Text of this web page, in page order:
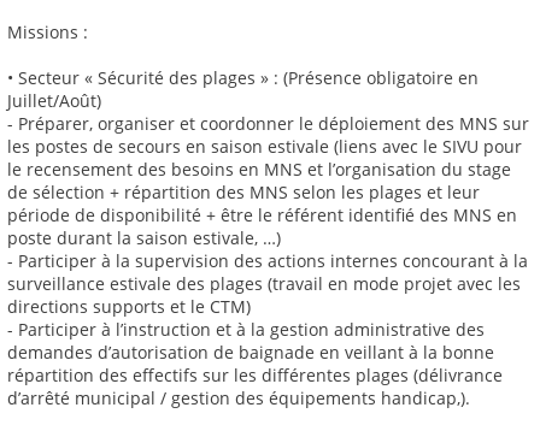
Missions :
• Secteur « Sécurité des plages » : (Présence obligatoire en
Juillet/Août)
- Préparer, organiser et coordonner le déploiement des MNS sur
les postes de secours en saison estivale (liens avec le SIVU pour
le recensement des besoins en MNS et l’organisation du stage
de sélection + répartition des MNS selon les plages et leur
période de disponibilité + être le référent identifié des MNS en
poste durant la saison estivale, …)
- Participer à la supervision des actions internes concourant à la
surveillance estivale des plages (travail en mode projet avec les
directions supports et le CTM)
- Participer à l’instruction et à la gestion administrative des
demandes d’autorisation de baignade en veillant à la bonne
répartition des effectifs sur les différentes plages (délivrance
d’arrêté municipal / gestion des équipements handicap,).